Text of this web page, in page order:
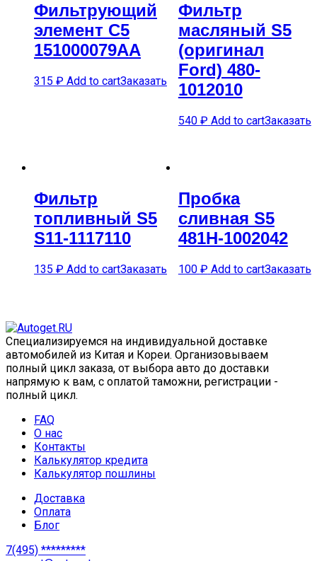
Фильтрующий
элемент C5
151000079AA
315 ₽ Add to cartЗаказать
Фильтр
масляный S5
(оригинал
Ford) 480-
1012010
540 ₽ Add to cartЗаказать
Фильтр
топливный S5
S11-1117110
135 ₽ Add to cartЗаказать
Пробка
сливная S5
481H-1002042
100 ₽ Add to cartЗаказать
Специализируемся на индивидуальной доставке
автомобилей из Китая и Кореи. Организовываем
полный цикл заказа, от выбора авто до доставки
напрямую к вам, с оплатой таможни, регистрации -
полный цикл.
FAQ
О нас
Контакты
Калькулятор кредита
Калькулятор пошлины
Доставка
Оплата
Блог
7(495) *********